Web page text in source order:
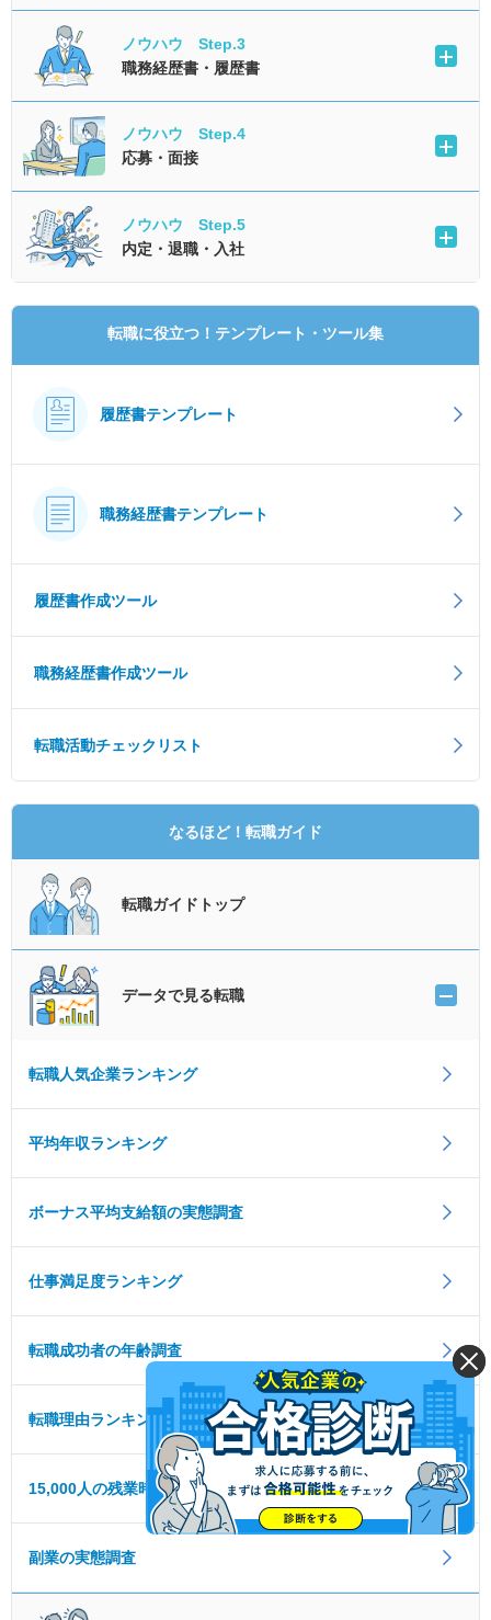
ノウハウ Step.3
職務経歴書・履歴書
ノウハウ Step.4
応募・面接
ノウハウ Step.5
内定・退職・入社
転職に役立つ！テンプレート・ツール集
履歴書テンプレート
職務経歴書テンプレート
履歴書作成ツール
職務経歴書作成ツール
転職活動チェックリスト
なるほど！転職ガイド
転職ガイドトップ
データで見る転職
転職人気企業ランキング
平均年収ランキング
ボーナス平均支給額の実態調査
仕事満足度ランキング
転職成功者の年齢調査
転職理由ランキング
15,000人の残業時間ランキング
副業の実態調査